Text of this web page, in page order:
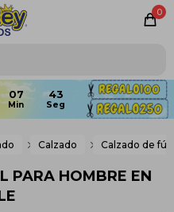
0
07 43
Calzado Calzado de
PARA HOMBRE EN